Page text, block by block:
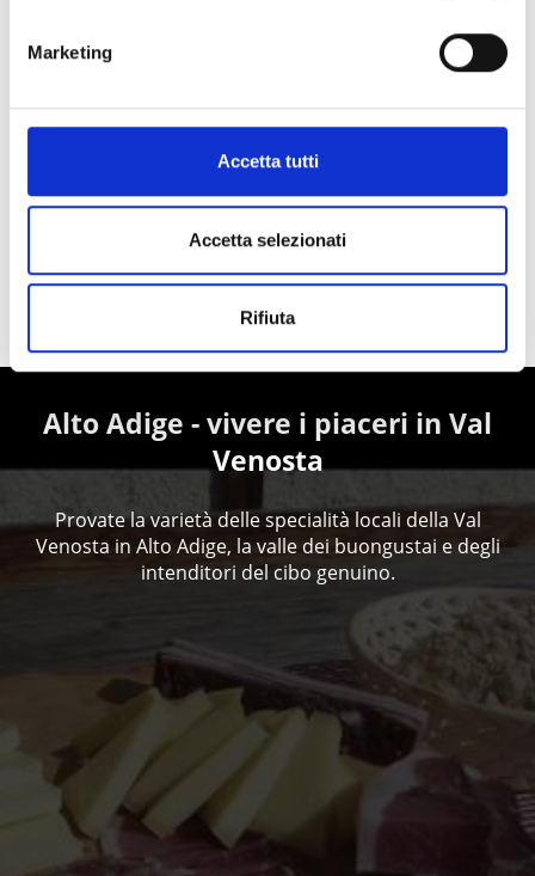
Marketing
Accetta tutti
Accetta selezionati
Rifiuta
Alto Adige - vivere i piaceri in Val
Venosta
Provate la varietà delle specialità locali della Val
Venosta in Alto Adige, la valle dei buongustai e degli
intenditori del cibo genuino.